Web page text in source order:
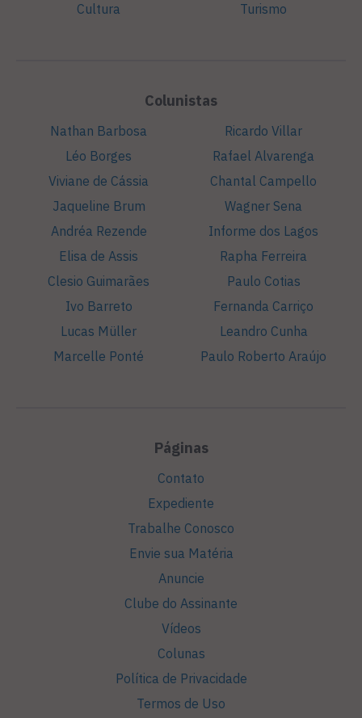
Cultura
Turismo
Colunistas
Nathan Barbosa
Léo Borges
Viviane de Cássia
Jaqueline Brum
Andréa Rezende
Elisa de Assis
Clesio Guimarães
Ivo Barreto
Lucas Müller
Marcelle Ponté
Ricardo Villar
Rafael Alvarenga
Chantal Campello
Wagner Sena
Informe dos Lagos
Rapha Ferreira
Paulo Cotias
Fernanda Carriço
Leandro Cunha
Paulo Roberto Araújo
Páginas
Contato
Expediente
Trabalhe Conosco
Envie sua Matéria
Anuncie
Clube do Assinante
Vídeos
Colunas
Política de Privacidade
Termos de Uso